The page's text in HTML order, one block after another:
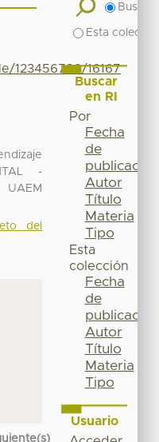
123456789/16167
-
UAEM
del
Buscar
Esta
Buscar
en RI
Por
Fecha
de
publicación
Autor
Título
Materia
Tipo
Esta
colección
Fecha
de
publicación
Autor
Título
Materia
Tipo
Usuario